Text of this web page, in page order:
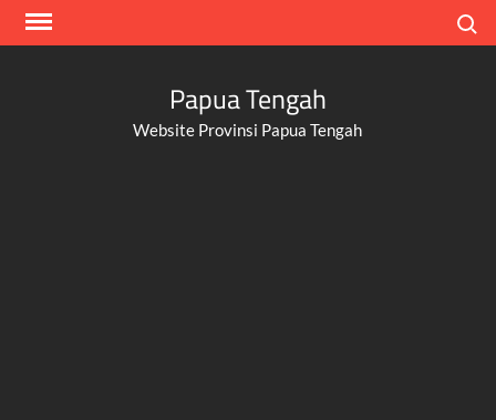
Skip
Papua Tengah
Website Provinsi Papua Tengah